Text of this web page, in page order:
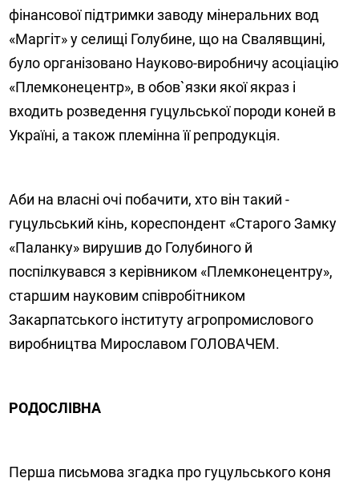
фінансової підтримки заводу мінеральних вод
«Маргіт» у селищі Голубине, що на Свалявщині,
було організовано Науково-виробничу асоціацію
«Племконецентр», в обов`язки якої якраз і
входить розведення гуцульської породи коней в
Україні, а також племінна її репродукція.
Аби на власні очі побачити, хто він такий -
гуцульський кінь, кореспондент «Старого Замку
«Паланку» вирушив до Голубиного й
поспілкувався з керівником «Племконецентру»,
старшим науковим співробітником
Закарпатського інституту агропромислового
виробництва Мирославом ГОЛОВАЧЕМ.
РОДОСЛІВНА
Перша письмова згадка про гуцульського коня